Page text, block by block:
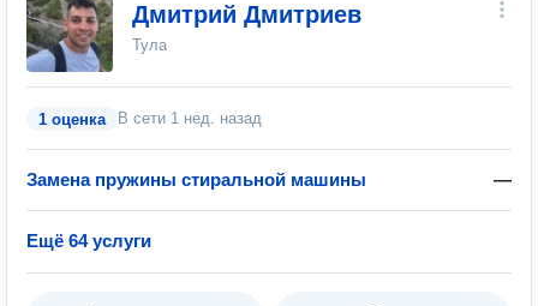
Дмитрий Дмитриев
Тула
1 оценка В сети 1 нед. назад
Замена пружины стиральной машины —
Ещё 64 услуги